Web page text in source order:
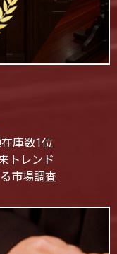
庫数1位
トレンド
市場調査